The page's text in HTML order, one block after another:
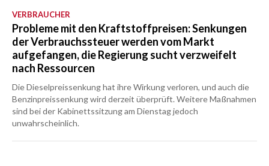
VERBRAUCHER
Probleme mit den Kraftstoffpreisen: Senkungen
der Verbrauchssteuer werden vom Markt
aufgefangen, die Regierung sucht verzweifelt
nach Ressourcen
Die Dieselpreissenkung hat ihre Wirkung verloren, und auch die
Benzinpreissenkung wird derzeit überprüft. Weitere Maßnahmen
sind bei der Kabinettssitzung am Dienstag jedoch
unwahrscheinlich.